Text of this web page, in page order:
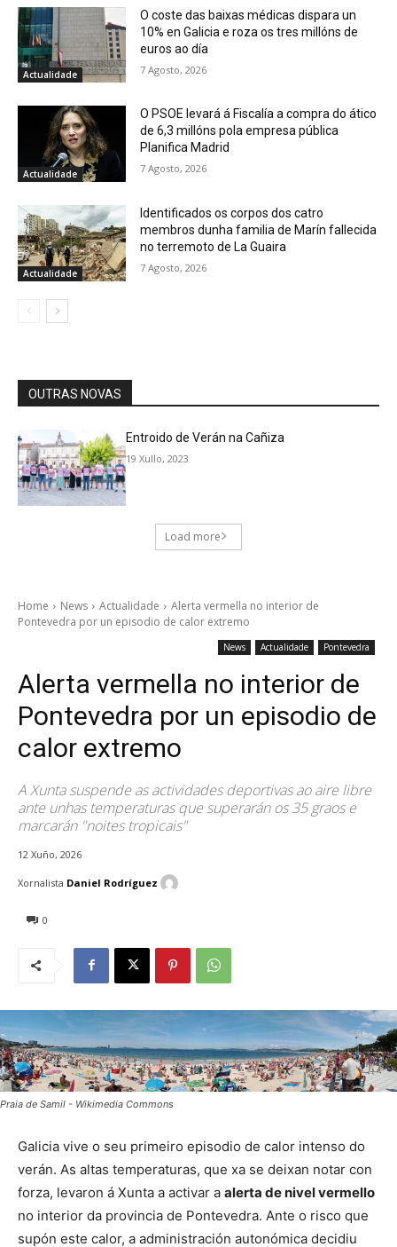
Actualidade
O coste das baixas médicas dispara un
10% en Galicia e roza os tres millóns de
euros ao día
7 Agosto, 2026
Actualidade
O PSOE levará á Fiscalía a compra do ático
de 6,3 millóns pola empresa pública
Planifica Madrid
7 Agosto, 2026
Actualidade
Identificados os corpos dos catro
membros dunha familia de Marín fallecida
no terremoto de La Guaira
7 Agosto, 2026
OUTRAS NOVAS
Entroido de Verán na Cañiza
19 Xullo, 2023
Load more